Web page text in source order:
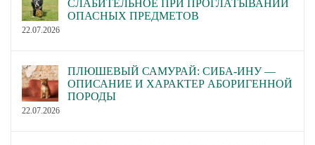
СЛАБИТЕЛЬНОЕ ПРИ ПРОГЛАТЫВАНИИ
ОПАСНЫХ ПРЕДМЕТОВ
22.07.2026
ПЛЮШЕВЫЙ САМУРАЙ: СИБА-ИНУ —
ОПИСАНИЕ И ХАРАКТЕР АБОРИГЕННОЙ
ПОРОДЫ
22.07.2026